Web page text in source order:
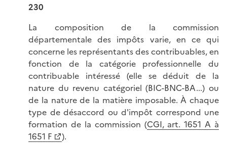
230
La composition de la commission
départementale des impôts varie, en ce qui
concerne les représentants des contribuables, en
fonction de la catégorie professionnelle du
contribuable intéressé (elle se déduit de la
nature du revenu catégoriel (BIC-BNC-BA...) ou
de la nature de la matière imposable. À chaque
type de désaccord ou d'impôt correspond une
formation de la commission (CGI, art. 1651 A à
1651 F
).